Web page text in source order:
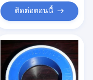
ติดต่อตอนนี้